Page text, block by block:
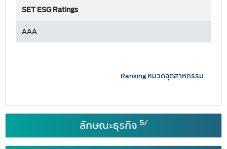
SET ESG Ratings
AAA
Ranking หมวดอุตสาหกรรม
ลักษณะธุรกิจ 5/